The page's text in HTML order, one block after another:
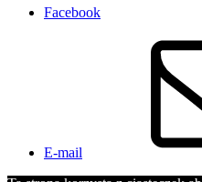
Facebook
E-mail